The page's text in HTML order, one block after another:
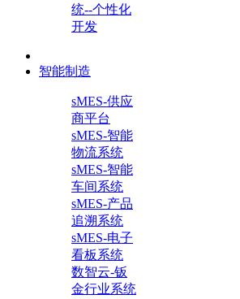
统--个性化
开发
智能制造
sMES-供应
商平台
sMES-智能
物流系统
sMES-智能
车间系统
sMES-产品
追溯系统
sMES-电子
看板系统
数智云-钣
金行业系统